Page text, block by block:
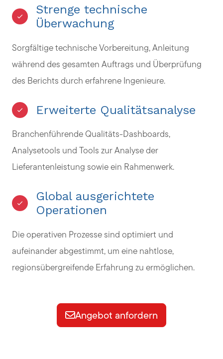
Strenge technische
Überwachung
Sorgfältige technische Vorbereitung, Anleitung
während des gesamten Auftrags und Überprüfung
des Berichts durch erfahrene Ingenieure.
Erweiterte Qualitätsanalyse
Branchenführende Qualitäts-Dashboards,
Analysetools und Tools zur Analyse der
Lieferantenleistung sowie ein Rahmenwerk.
Global ausgerichtete
Operationen
Die operativen Prozesse sind optimiert und
aufeinander abgestimmt, um eine nahtlose,
regionsübergreifende Erfahrung zu ermöglichen.
Angebot anfordern